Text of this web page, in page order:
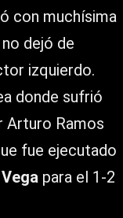
con muchísima
dejó de
izquierdo.
donde sufrió
Arturo Ramos
fue ejecutado
para el 1-2